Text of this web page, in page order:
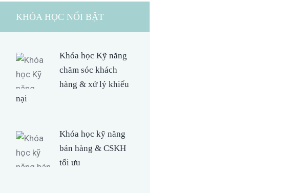
KHÓA HỌC NỔI BẬT
Khóa học Kỹ năng
chăm sóc khách
hàng & xử lý khiếu
nại
Khóa học kỹ năng
bán hàng & CSKH
tối ưu